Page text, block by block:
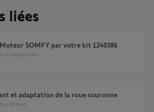
liées
Moteur SOMFY par votre kit 1240386
il y a presque 2 ans
et adaptation de la roue couronne
il y a 10 mois